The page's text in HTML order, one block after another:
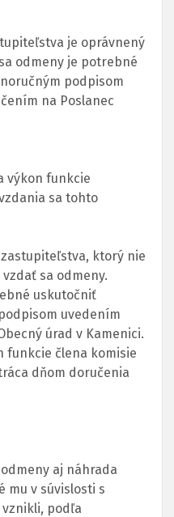
je oprávnený
odmeny je potrebné
podpisom
na Poslanec
výkon funkcie
sa tohto
ktorý nie
sa odmeny.
uskutočniť
uvedením
úrad v Kamenici.
funkcie člena komisie
dňom doručenia
aj náhrada
mu v súvislosti s
podľa